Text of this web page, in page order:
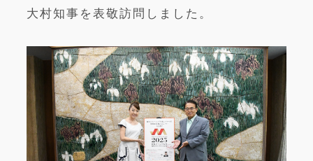
大村知事を表敬訪問しました。